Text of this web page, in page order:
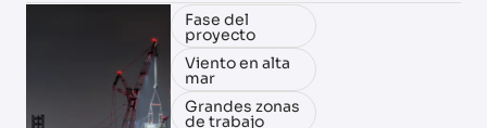
Fase del
proyecto
Viento en alta
mar
Grandes zonas
de trabajo